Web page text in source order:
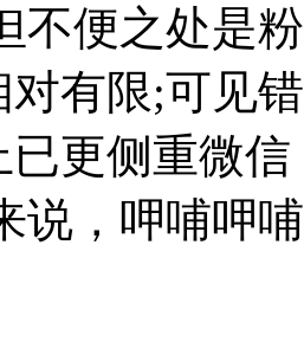
不便之处是
对有限;可见
已更侧重微
说，呷哺呷